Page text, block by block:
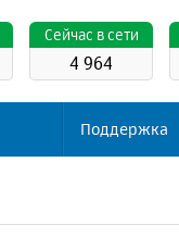
Cейчас в сети
4 964
Поддержка